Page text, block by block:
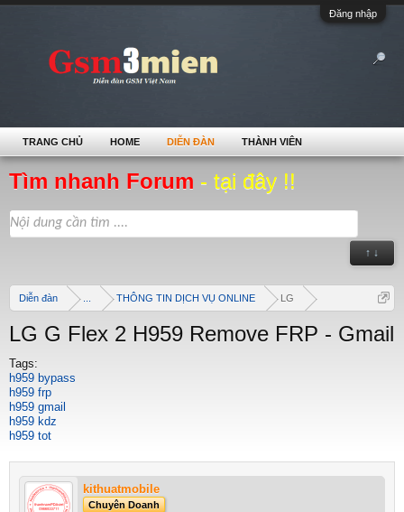
Đăng nhập
Tìm nhanh Forum - tại đây !!
↑ ↓
Diễn đàn THÔNG TIN DỊCH VỤ ONLINE LG
LG G Flex 2 H959 Remove FRP - Gmail
Tags:
h959 bypass
h959 frp
h959 gmail
h959 kdz
h959 tot
kithuatmobile
Chuyên Doanh
TRANG CHỦ HOME DIỄN ĐÀN THÀNH VIÊN